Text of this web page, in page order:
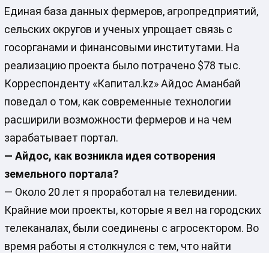
Единая база данных фермеров, агропредприятий,
сельских округов и ученых упрощает связь с
госорганами и финансовыми институтами. На
реализацию проекта было потрачено $78 тыс.
Корреспонденту «Капитал.kz» Айдос Аманбай
поведал о том, как современные технологии
расширили возможности фермеров и на чем
зарабатывает портал.
— Айдос, как возникла идея сотворения
земельного портала?
— Около 20 лет я проработал на телевидении.
Крайние мои проекты, которые я вел на городских
телеканалах, были соединены с агросектором. Во
время работы я столкнулся с тем, что найти